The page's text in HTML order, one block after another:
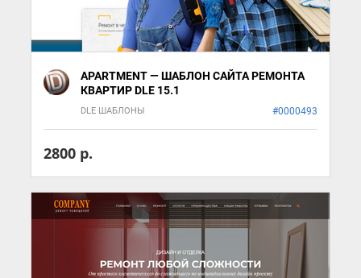
APARTMENT — ШАБЛОН САЙТА РЕМОНТА
КВАРТИР DLE 15.1
DLE ШАБЛОНЫ #0000493
2800 р.